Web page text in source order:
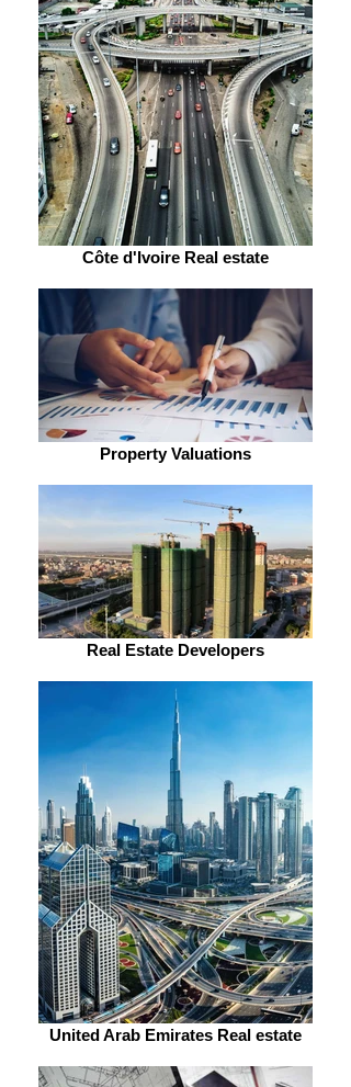
Côte d'Ivoire Real estate
Property Valuations
Real Estate Developers
United Arab Emirates Real estate